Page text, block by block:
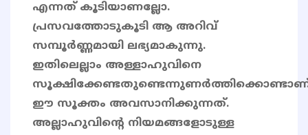
എന്നത് കൂടിയാണല്ലോ.
പ്രസവത്തോടുകൂടി ആ അറിവ്
സമ്പൂർണ്ണമായി ലഭ്യമാകുന്നു.
ഇതിലെല്ലാം അള്ളാഹുവിനെ
ഈ സൂക്തം അവസാനിക്കുന്നത്.
അല്ലാഹുവിൻ്റെ നിയമങ്ങളോടുള്ള